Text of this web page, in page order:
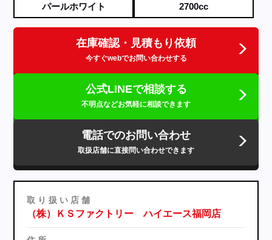
パールホワイト 2700cc
在庫確認・見積もり依頼
今すぐwebでお問い合わせする
公式LINEで相談する
不明点などお気軽に相談できます
電話でのお問い合わせ
取扱店舗に直接問い合わせできます
取 り 扱 い 店 舗
（株）ＫＳファクトリー ハイエース福岡店